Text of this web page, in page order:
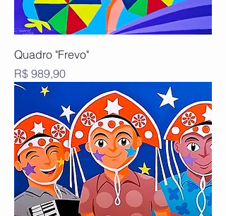
Quadro "Frevo"
Preço
R$ 989,90